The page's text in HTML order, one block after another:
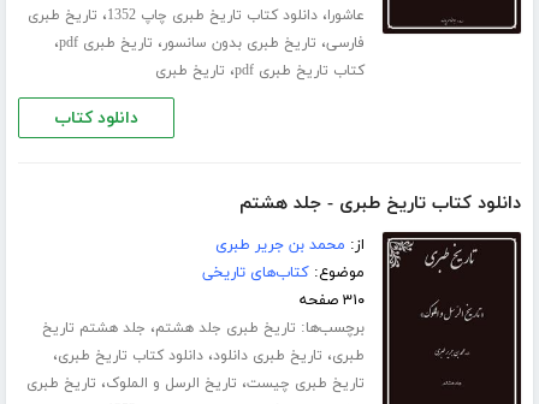
عاشورا،دانلود کتاب تاریخ طبری چاپ 1352 ، تاریخ طبری
فارسی، تاریخ طبری بدون سانسور، تاریخ طبری pdf ،
کتاب تاریخ طبری pdf ، تاریخ طبری
دانلود کتاب
دانلود کتاب تاریخ طبری - جلد هشتم
از: محمد بن جریر طبری
موضوع:کتاب‌های تاریخی
۳۱۰ صفحه
برچسب‌ها: تاریخ طبری جلد هشتم، جلد هشتم تاریخ
طبری، تاریخ طبری دانلود،دانلود کتاب تاریخ طبری،
تاریخ طبری چیست، تاریخ الرسل و الملوک، تاریخ طبری